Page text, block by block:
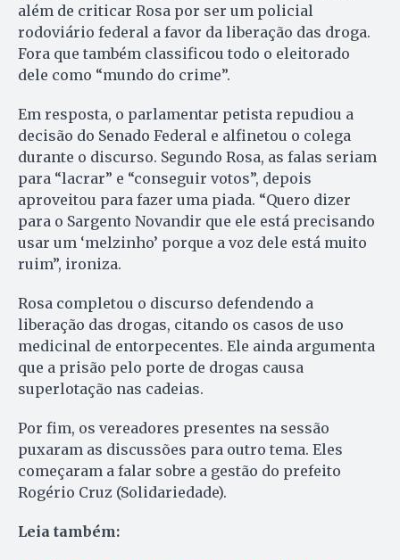
além de criticar Rosa por ser um policial
rodoviário federal a favor da liberação das droga.
Fora que também classificou todo o eleitorado
dele como “mundo do crime”.
Em resposta, o parlamentar petista repudiou a
decisão do Senado Federal e alfinetou o colega
durante o discurso. Segundo Rosa, as falas seriam
para “lacrar” e “conseguir votos”, depois
aproveitou para fazer uma piada. “Quero dizer
para o Sargento Novandir que ele está precisando
usar um ‘melzinho’ porque a voz dele está muito
ruim”, ironiza.
Rosa completou o discurso defendendo a
liberação das drogas, citando os casos de uso
medicinal de entorpecentes. Ele ainda argumenta
que a prisão pelo porte de drogas causa
superlotação nas cadeias.
Por fim, os vereadores presentes na sessão
puxaram as discussões para outro tema. Eles
começaram a falar sobre a gestão do prefeito
Rogério Cruz (Solidariedade).
Leia também: